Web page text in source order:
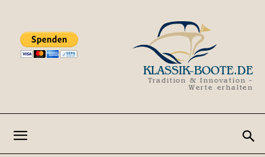
KLASSIK-BOOTE.DE
Tradition & Innovation -
Werte erhalten